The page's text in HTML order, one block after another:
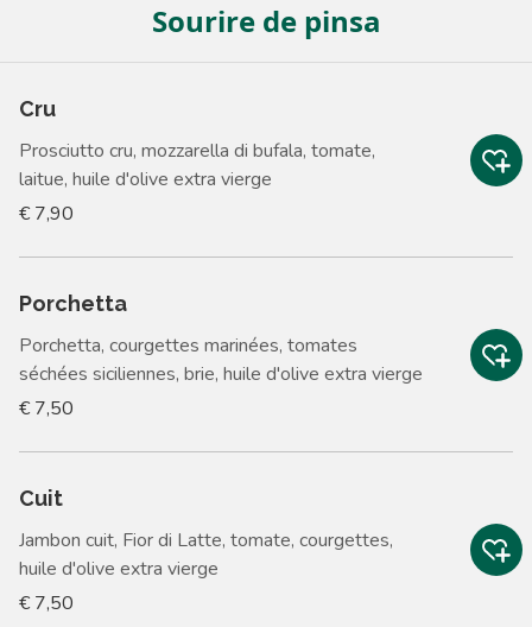
Sourire de pinsa
Cru
Prosciutto cru, mozzarella di bufala, tomate,
laitue, huile d'olive extra vierge
€ 7,90
Porchetta
Porchetta, courgettes marinées, tomates
séchées siciliennes, brie, huile d'olive extra vierge
€ 7,50
Cuit
Jambon cuit, Fior di Latte, tomate, courgettes,
huile d'olive extra vierge
€ 7,50